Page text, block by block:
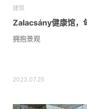
建筑
Zalacsány健康馆
拥抱景观
2023.07.25